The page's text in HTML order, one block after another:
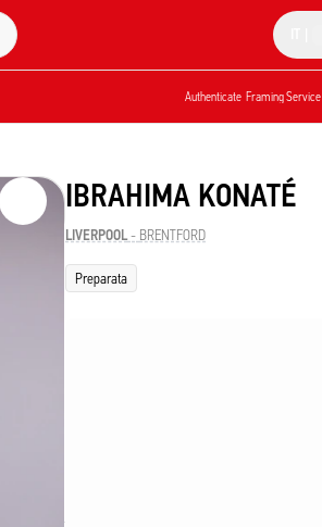
Authenticate Framing Service
dei
IBRAHIMA KONATÉ
LIVERPOOL- BRENTFORD
Preparata